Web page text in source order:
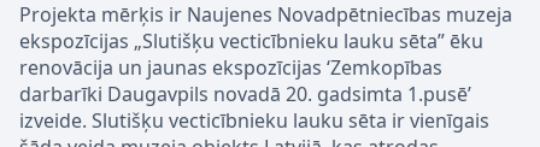
Projekta mērķis ir Naujenes Novadpētniecības muzeja
ekspozīcijas „Slutišķu vecticībnieku lauku sēta” ēku
renovācija un jaunas ekspozīcijas ‘Zemkopības
darbarīki Daugavpils novadā 20. gadsimta 1.pusē’
izveide. Slutišķu vecticībnieku lauku sēta ir vienīgais